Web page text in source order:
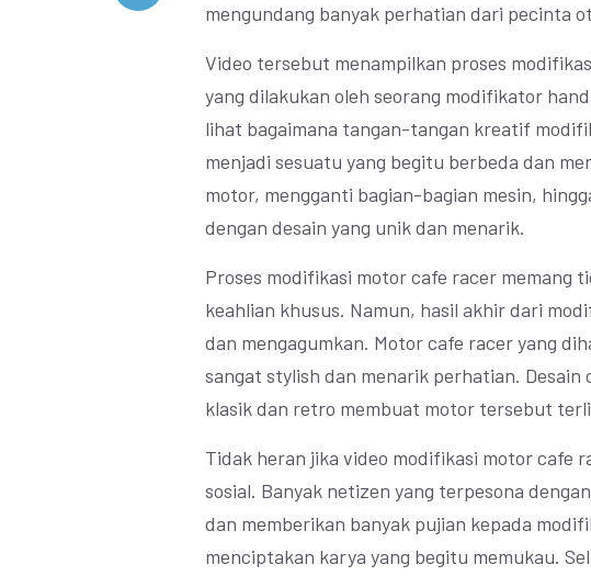
mengundang banyak perhatian dari pecinta
Video tersebut menampilkan proses
yang dilakukan oleh seorang modifikator
lihat bagaimana tangan-tangan kreatif
menjadi sesuatu yang begitu berbeda dan
motor, mengganti bagian-bagian mesin,
dengan desain yang unik dan menarik.
Proses modifikasi motor cafe racer memang
keahlian khusus. Namun, hasil akhir dari
dan mengagumkan. Motor cafe racer yang
sangat stylish dan menarik perhatian.
klasik dan retro membuat motor tersebut
Tidak heran jika video modifikasi motor cafe
sosial. Banyak netizen yang terpesona
dan memberikan banyak pujian kepada
menciptakan karya yang begitu memukau.